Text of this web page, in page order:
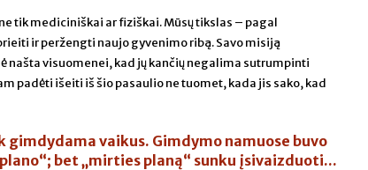
tik mediciniškai ar fiziškai. Mūsų tikslas – pagal
ir peržengti naujo gyvenimo ribą. Savo misiją
visuomenei, kad jų kančių negalima sutrumpinti
padėti išeiti iš šio pasaulio ne tuomet, kada jis sako, kad
vaikus. Gimdymo namuose buvo
bet „mirties planą“ sunku įsivaizduoti...